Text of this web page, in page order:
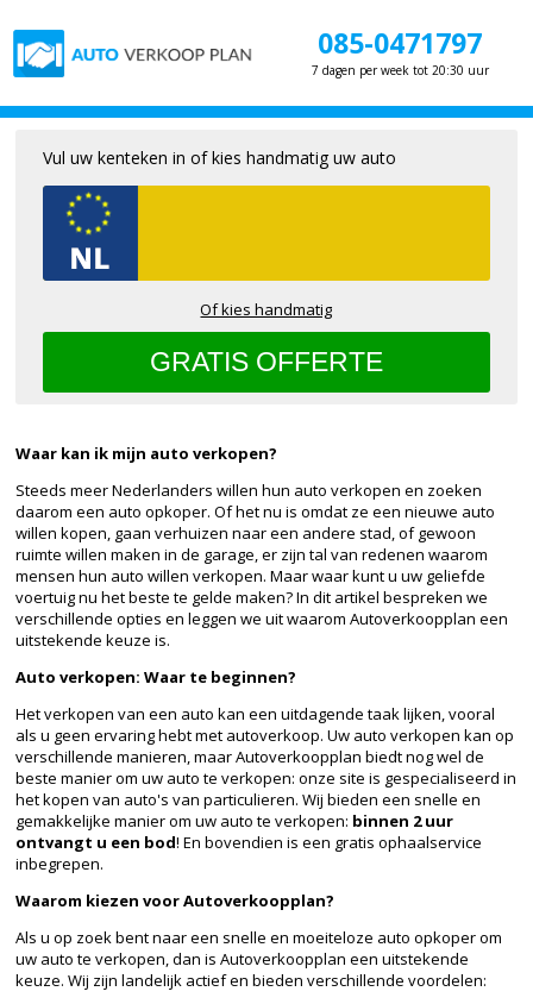
085-0471797
7 dagen per week tot 20:30 uur
Waar kan ik mijn auto verkopen?
Steeds meer Nederlanders willen hun auto verkopen en zoeken
daarom een auto opkoper. Of het nu is omdat ze een nieuwe auto
willen kopen, gaan verhuizen naar een andere stad, of gewoon
ruimte willen maken in de garage, er zijn tal van redenen waarom
mensen hun auto willen verkopen. Maar waar kunt u uw geliefde
voertuig nu het beste te gelde maken? In dit artikel bespreken we
verschillende opties en leggen we uit waarom Autoverkoopplan een
uitstekende keuze is.
Auto verkopen: Waar te beginnen?
Het verkopen van een auto kan een uitdagende taak lijken, vooral
als u geen ervaring hebt met autoverkoop. Uw auto verkopen kan op
verschillende manieren, maar Autoverkoopplan biedt nog wel de
beste manier om uw auto te verkopen: onze site is gespecialiseerd in
het kopen van auto's van particulieren. Wij bieden een snelle en
gemakkelijke manier om uw auto te verkopen: binnen 2 uur
ontvangt u een bod! En bovendien is een gratis ophaalservice
inbegrepen.
Waarom kiezen voor Autoverkoopplan?
Als u op zoek bent naar een snelle en moeiteloze auto opkoper om
uw auto te verkopen, dan is Autoverkoopplan een uitstekende
keuze. Wij zijn landelijk actief en bieden verschillende voordelen:
Vul uw kenteken in of kies handmatig uw auto
Of kies handmatig